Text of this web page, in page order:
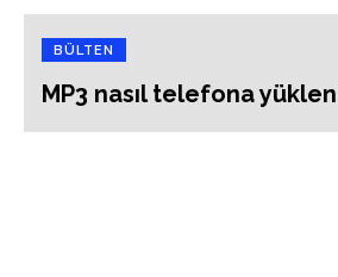
BÜLTEN
MP3 nasıl telefona